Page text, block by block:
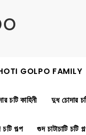
GOLPO FAMILY
চটি কাহিনী দুধ চোদার
গল্প গুদ চাটাচাটি চটি